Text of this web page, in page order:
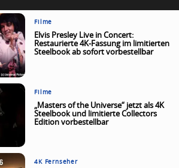
Filme
Elvis Presley Live in Concert:
Restaurierte 4K-Fassung im limitierten
Steelbook ab sofort vorbestellbar
Filme
„Masters of the Universe“ jetzt als 4K
Steelbook und limitierte Collectors
Edition vorbestellbar
4K Fernseher